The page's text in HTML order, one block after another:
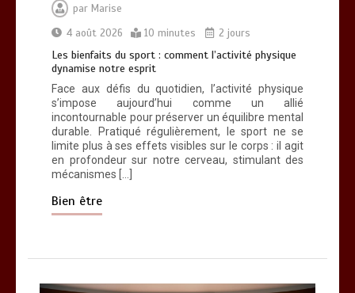
par Marise
4 août 2026
10 minutes 2 jours
Les bienfaits du sport : comment l’activité physique
dynamise notre esprit
Face aux défis du quotidien, l’activité physique
s’impose aujourd’hui comme un allié
incontournable pour préserver un équilibre mental
durable. Pratiqué régulièrement, le sport ne se
limite plus à ses effets visibles sur le corps : il agit
en profondeur sur notre cerveau, stimulant des
mécanismes […]
Bien être